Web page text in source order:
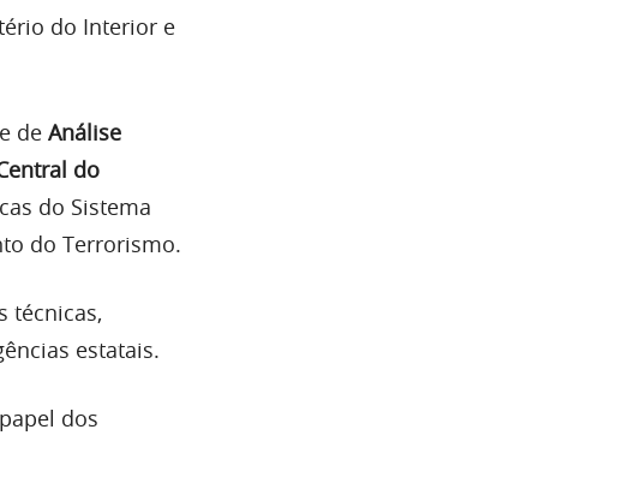
do Interior e
de Análise
do
do Sistema
do Terrorismo.
técnicas,
estatais.
dos